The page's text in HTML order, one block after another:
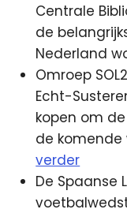
Centrale
de
Nederland
Omroep
Echt-
kopen om
de komende
verder
De Spaanse